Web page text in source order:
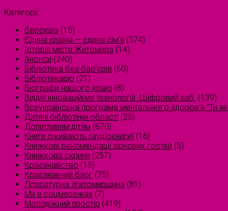
Категорії
Євроквіз (15)
Єдина країна — єдина сім’я (574)
Історія міста Житомира (14)
Анонси (240)
Бібліотека без бар'єрів (60)
Бібліотекарю (21)
Біографи нашого краю (8)
Відділ інноваційних технологій. Цифровий хаб. (139)
Всеукраїнська програма ментального здоров'я "Ти
Дитячі бібліотеки області (25)
Допитливим дітям (670)
Книги оживають (аудіокниги) (16)
Книжкові рекомендації зіркових гостей (5)
Книжкова скриня (257)
Краєзнавство (15)
Краєзнавчий блог (75)
Літературна Житомирщина (81)
Ми в соцмережах (7)
Молодіжний простір (419)